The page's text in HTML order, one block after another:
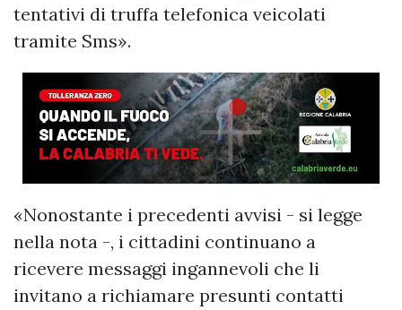
tentativi di truffa telefonica veicolati
tramite Sms».
«Nonostante i precedenti avvisi - si legge
nella nota -, i cittadini continuano a
ricevere messaggi ingannevoli che li
invitano a richiamare presunti contatti